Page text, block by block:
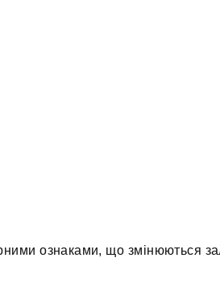
ознаками, що змінюються